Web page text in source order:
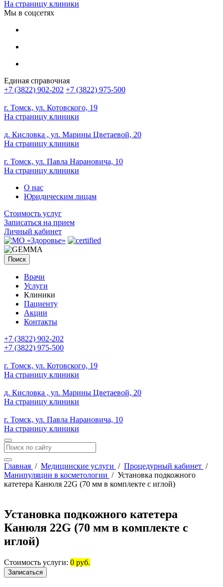
На страницу клиники
Мы в соцсетях
Единая справочная
+7 (3822) 902-202 +7 (3822) 975-500
г. Томск, ул. Котовского, 19
На страницу клиники
д. Кисловка , ул. Марины Цветаевой, 20
На страницу клиники
г. Томск, ул. Павла Нарановича, 10
На страницу клиники
О нас
Юридическим лицам
Стоимость услуг
Записаться на прием
Личный кабинет
Поиск
Врачи
Услуги
Клиники
Пациенту
Акции
Контакты
+7 (3822) 902-202
+7 (3822) 975-500
г. Томск, ул. Котовского, 19
На страницу клиники
д. Кисловка , ул. Марины Цветаевой, 20
На страницу клиники
г. Томск, ул. Павла Нарановича, 10
На страницу клиники
Главная / Медицинские услуги / Процедурный кабинет /
Манипуляции в косметологии / Установка подкожного
катетера Канюля 22G (70 мм в комплекте с иглой)
Установка подкожного катетера
Канюля 22G (70 мм в комплекте с
иглой)
Стоимость услуги: 0 руб.
Записаться